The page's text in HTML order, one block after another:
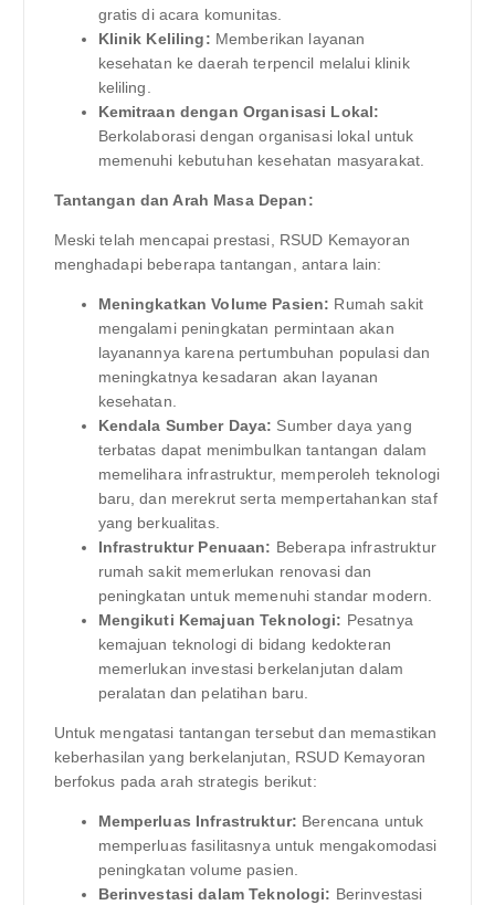
gratis di acara komunitas.
Klinik Keliling: Memberikan layanan
kesehatan ke daerah terpencil melalui klinik
keliling.
Kemitraan dengan Organisasi Lokal:
Berkolaborasi dengan organisasi lokal untuk
memenuhi kebutuhan kesehatan masyarakat.
Tantangan dan Arah Masa Depan:
Meski telah mencapai prestasi, RSUD Kemayoran
menghadapi beberapa tantangan, antara lain:
Meningkatkan Volume Pasien: Rumah sakit
mengalami peningkatan permintaan akan
layanannya karena pertumbuhan populasi dan
meningkatnya kesadaran akan layanan
kesehatan.
Kendala Sumber Daya: Sumber daya yang
terbatas dapat menimbulkan tantangan dalam
memelihara infrastruktur, memperoleh teknologi
baru, dan merekrut serta mempertahankan staf
yang berkualitas.
Infrastruktur Penuaan: Beberapa infrastruktur
rumah sakit memerlukan renovasi dan
peningkatan untuk memenuhi standar modern.
Mengikuti Kemajuan Teknologi: Pesatnya
kemajuan teknologi di bidang kedokteran
memerlukan investasi berkelanjutan dalam
peralatan dan pelatihan baru.
Untuk mengatasi tantangan tersebut dan memastikan
keberhasilan yang berkelanjutan, RSUD Kemayoran
berfokus pada arah strategis berikut:
Memperluas Infrastruktur: Berencana untuk
memperluas fasilitasnya untuk mengakomodasi
peningkatan volume pasien.
Berinvestasi dalam Teknologi: Berinvestasi